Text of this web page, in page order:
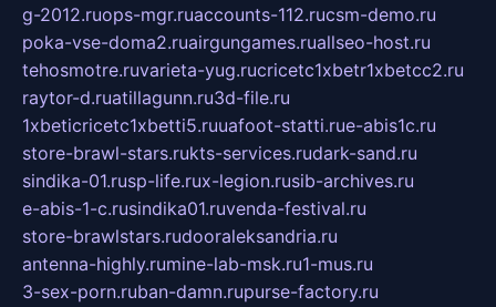
g-2012.ruops-mgr.ruaccounts-112.rucsm-demo.ru
poka-vse-doma2.ruairgungames.ruallseo-host.ru
tehosmotre.ruvarieta-yug.rucricetc1xbetr1xbetcc2.ru
raytor-d.ruatillagunn.ru3d-file.ru
1xbeticricetc1xbetti5.ruuafoot-statti.rue-abis1c.ru
store-brawl-stars.rukts-services.rudark-sand.ru
sindika-01.rusp-life.rux-legion.rusib-archives.ru
e-abis-1-c.rusindika01.ruvenda-festival.ru
store-brawlstars.rudooraleksandria.ru
antenna-highly.rumine-lab-msk.ru1-mus.ru
3-sex-porn.ruban-damn.rupurse-factory.ru